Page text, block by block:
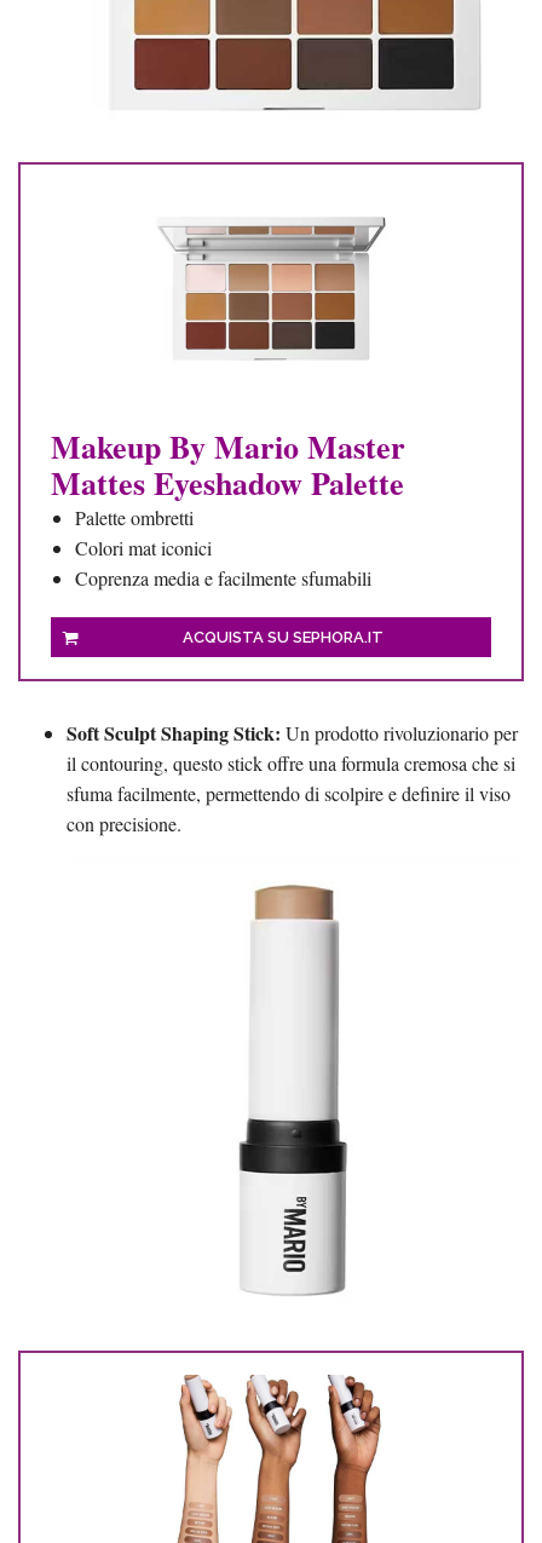
Makeup By Mario Master
Mattes Eyeshadow Palette
Palette ombretti
Colori mat iconici
Coprenza media e facilmente sfumabili
ACQUISTA SU SEPHORA.IT
Soft Sculpt Shaping Stick: Un prodotto rivoluzionario per
il contouring, questo stick offre una formula cremosa che si
sfuma facilmente, permettendo di scolpire e definire il viso
con precisione.